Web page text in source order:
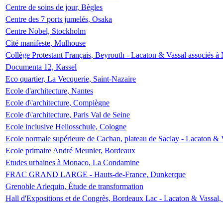
Centre de soins de jour, Bègles
Centre des 7 ports jumelés, Osaka
Centre Nobel, Stockholm
Cité manifeste, Mulhouse
Collège Protestant Français, Beyrouth - Lacaton & Vassal associés
Documenta 12, Kassel
Eco quartier, La Vecquerie, Saint-Nazaire
Ecole d'architecture, Nantes
Ecole d\'architecture, Compiègne
Ecole d\'architecture, Paris Val de Seine
Ecole inclusive Heliosschule, Cologne
Ecole normale supérieure de Cachan, plateau de Saclay - Lacaton &
Ecole primaire André Meunier, Bordeaux
Etudes urbaines à Monaco, La Condamine
FRAC GRAND LARGE - Hauts-de-France, Dunkerque
Grenoble Arlequin, Étude de transformation
Hall d'Expositions et de Congrès, Bordeaux Lac - Lacaton &